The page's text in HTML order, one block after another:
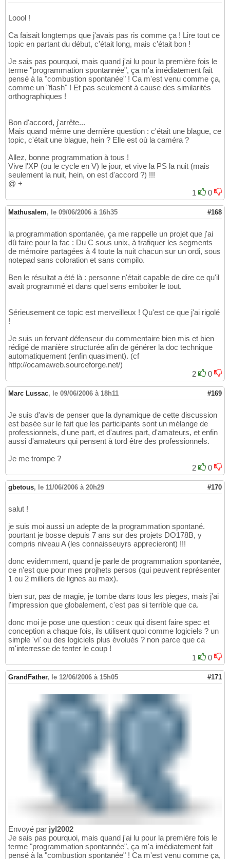
Loool !
Ca faisait longtemps que j'avais pas ris comme ça ! Lire tout ce
topic en partant du début, c'était long, mais c'était bon !
Je sais pas pourquoi, mais quand j'ai lu pour la première fois le
terme "programmation spontannée", ça m'a imédiatement fait
pensé à la "combustion spontanée" ! Ca m'est venu comme ça,
comme un "flash" ! Et pas seulement à cause des similarités
orthographiques !
Bon d'accord, j'arrête...
Mais quand même une dernière question : c'était une blague, ce
topic, c'était une blague, hein ? Elle est où la caméra ?
Allez, bonne programmation à tous !
Vive l'XP (ou le cycle en V) le jour, et vive la PS la nuit (mais
seulement la nuit, hein, on est d'accord ?) !!!
@ +
1
0
Mathusalem, le 09/06/2006 à 16h35 #168
la programmation spontanée, ça me rappelle un projet que j'ai
dû faire pour la fac : Du C sous unix, à trafiquer les segments
de mémoire partagées à 4 toute la nuit chacun sur un ordi, sous
notepad sans coloration et sans compilo.
Ben le résultat a été là : personne n'était capable de dire ce qu'il
avait programmé et dans quel sens emboiter le tout.
Sérieusement ce topic est merveilleux ! Qu'est ce que j'ai rigolé
!
Je suis un fervant défenseur du commentaire bien mis et bien
rédigé de manière structurée afin de générer la doc technique
automatiquement (enfin quasiment). (cf
http://ocamaweb.sourceforge.net/)
2
0
Marc Lussac, le 09/06/2006 à 18h11 #169
Je suis d'avis de penser que la dynamique de cette discussion
est basée sur le fait que les participants sont un mélange de
professionnels, d'une part, et d'autres part, d'amateurs, et enfin
aussi d'amateurs qui pensent à tord être des professionnels.
Je me trompe ?
2
0
gbetous, le 11/06/2006 à 20h29 #170
salut !
je suis moi aussi un adepte de la programmation spontané.
pourtant je bosse depuis 7 ans sur des projets DO178B, y
compris niveau A (les connaisseuyrs apprecieront) !!!
donc evidemment, quand je parle de programmation spontanée,
ce n'est que pour mes projhets persos (qui peuvent représenter
1 ou 2 milliers de lignes au max).
bien sur, pas de magie, je tombe dans tous les pieges, mais j'ai
l'impression que globalement, c'est pas si terrible que ca.
donc moi je pose une question : ceux qui disent faire spec et
conception a chaque fois, ils utilisent quoi comme logiciels ? un
simple 'vi' ou des logiciels plus évolués ? non parce que ca
m'interresse de tenter le coup !
1
0
GrandFather, le 12/06/2006 à 15h05 #171
Envoyé par jyl2002
Je sais pas pourquoi, mais quand j'ai lu pour la première fois le
terme "programmation spontannée", ça m'a imédiatement fait
pensé à la "combustion spontanée" ! Ca m'est venu comme ça,